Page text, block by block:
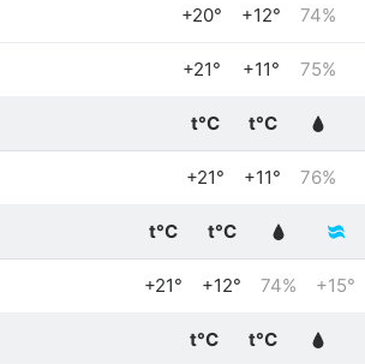
+20° +12° 74%
+21° +11° 75%
t°C t°C
+21° +11° 76%
t°C t°C
+21° +12° 74% +15°
t°C t°C